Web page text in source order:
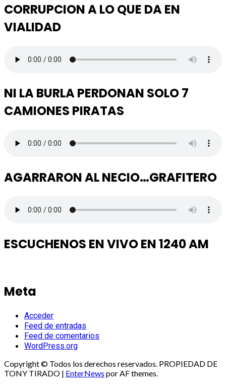
CORRUPCION A LO QUE DA EN
VIALIDAD
NI LA BURLA PERDONAN SOLO 7
CAMIONES PIRATAS
AGARRARON AL NECIO…GRAFITERO
ESCUCHENOS EN VIVO EN 1240 AM
Meta
Acceder
Feed de entradas
Feed de comentarios
WordPress.org
Copyright © Todos los derechos reservados. PROPIEDAD DE
TONY TIRADO | EnterNews por AF themes.